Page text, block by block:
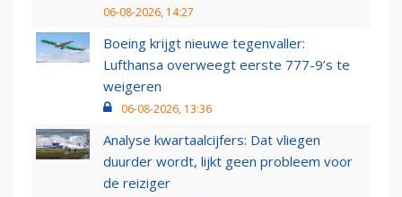
06-08-2026, 14:27
Boeing krijgt nieuwe tegenvaller:
Lufthansa overweegt eerste 777-9’s te
weigeren
06-08-2026, 13:36
Analyse kwartaalcijfers: Dat vliegen
duurder wordt, lijkt geen probleem voor
de reiziger